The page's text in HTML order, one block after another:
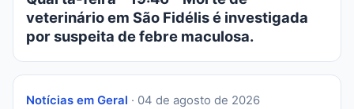
veterinário em São Fidélis é investigada
por suspeita de febre maculosa.
Notícias em Geral · 04 de agosto de 2026